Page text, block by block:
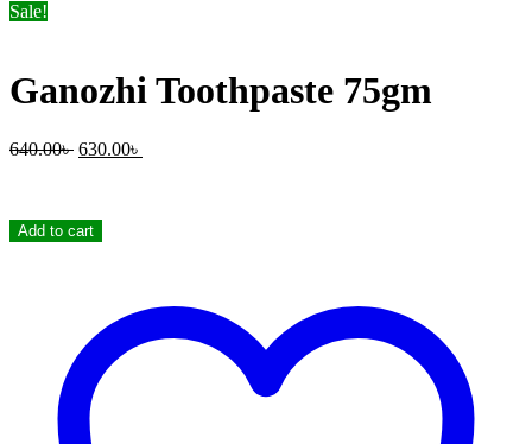
Sale!
Ganozhi Toothpaste 75gm
640.00৳ Original
630.00৳
Ganozhi
Add to cart